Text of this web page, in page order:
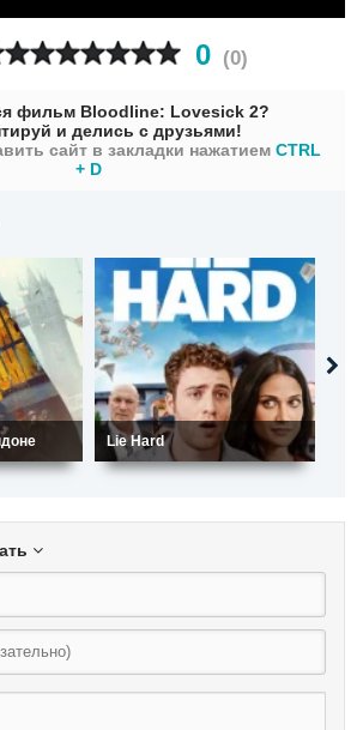
0 (0)
фильм Bloodline: Lovesick 2?
и делись с друзьями!
сайт в закладки нажатием CTRL
+ D
Lie Hard